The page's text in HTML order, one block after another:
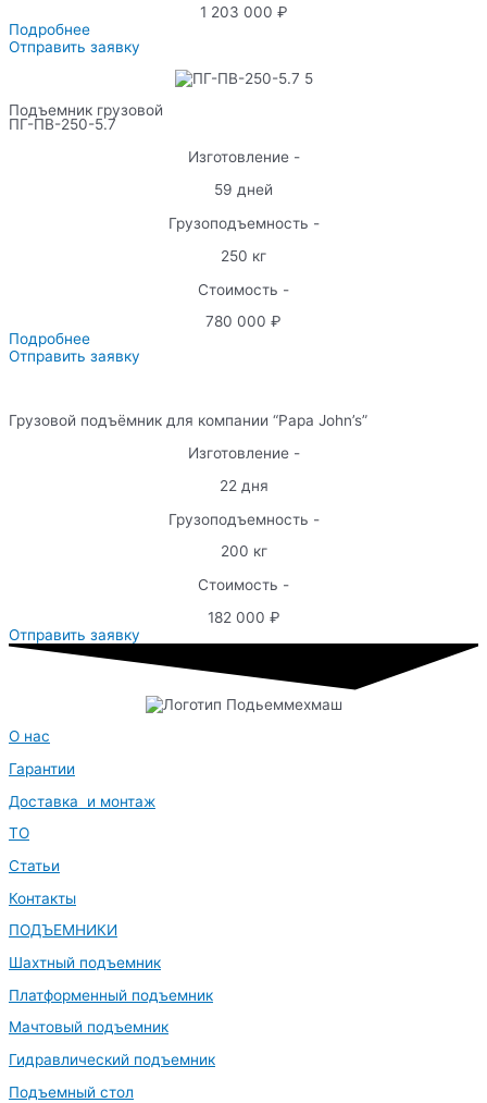
1 203 000 ₽
Подробнее
Отправить заявку
Подъемник грузовой
ПГ-ПВ-250-5.7
Изготовление -
59 дней
Грузоподъемность -
250 кг
Стоимость -
780 000 ₽
Подробнее
Отправить заявку
Грузовой подъёмник для компании “Papa John’s”
Изготовление -
22 дня
Грузоподъемность -
200 кг
Стоимость -
182 000 ₽
Отправить заявку
О нас
Гарантии
Доставка и монтаж
ТО
Статьи
Контакты
ПОДЪЕМНИКИ
Шахтный подъемник
Платформенный подъемник
Мачтовый подъемник
Гидравлический подъемник
Подъемный стол